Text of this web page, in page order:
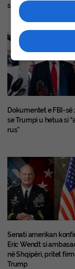
shpërndarë në gjithë
Dokumentet e FBI-së
se Trumpi u hetua si
rus”
Senati amerikan
Eric Wendt si
në Shqipëri, pritet
Trump